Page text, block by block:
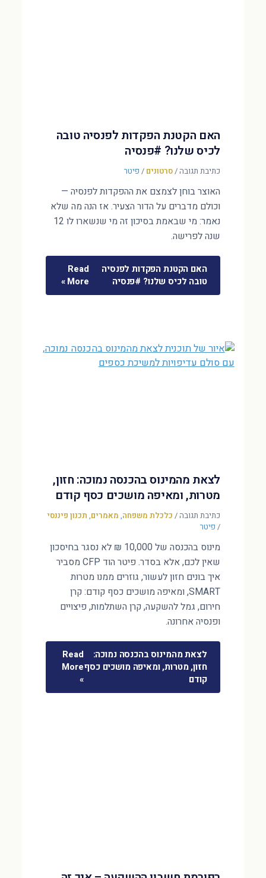
האם הקטנת הפקדות לפנסיה טובה
לכיס שלנו? #פנסיה
כתיבת תגובה/סרטונים / פיטר
האוצר בוחן לצמצם את ההפקדות לפנסיה —
וכולם מדברים על הדור הצעיר. אז הנה מה שלא
נאמר: מי שבאמת בסיכון זה מי שנשארו לו 12
שנה לפרישה.
האם הקטנת הפקדות לפנסיה
טובה לכיס שלנו? #פנסיה
Read
More »
לצאת מהמינוס בהכנסה נמוכה: חזון,
מטרות, ומאיפה מושכים כסף קודם
כתיבת תגובה/ כלכלת משפחה, מאמרים, תכנון פיננסי
/ פיטר
מינוס בהכנסה של 10,000 ₪ לא נסגר בחיסכון
שאין לכם, אלא בסדר. פיטר הוד CFP מסביר
איך בונים חזון לעשור, גוזרים ממנו מטרות
SMART, ומאיפה מושכים כסף קודם: קרן
חירום, גמל להשקעה, קרן השתלמות, פיצויים
ופנסיה אחרונה.
לצאת מהמינוס בהכנסה נמוכה:
חזון, מטרות, ומאיפה מושכים כסף
קודם
Read
More
»